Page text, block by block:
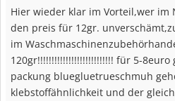
Hier wieder klar im Vorteil,wer im
den preis für 12gr.
im
120gr!!!!!!!!!!!!!!!!!!!!!!!!!!! für 5-
packung bluegluetrueschmuh
klebstoffähnlichkeit und der